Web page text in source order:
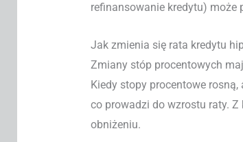
refinansowanie kredytu) może
Jak zmienia się rata kredytu
Zmiany stóp procentowych
Kiedy stopy procentowe
co prowadzi do wzrostu raty.
obniżeniu.